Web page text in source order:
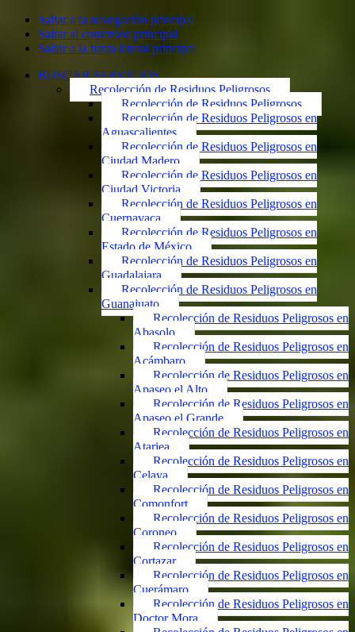
Saltar a la navegación principal
Saltar al contenido principal
Saltar a la barra lateral principal
BUSCAR SERVICIOS
Recolección de Residuos Peligrosos
Recolección de Residuos Peligrosos
Recolección de Residuos Peligrosos en
Aguascalientes
Recolección de Residuos Peligrosos en
Ciudad Madero
Recolección de Residuos Peligrosos en
Ciudad Victoria
Recolección de Residuos Peligrosos en
Cuernavaca
Recolección de Residuos Peligrosos en
Estado de México
Recolección de Residuos Peligrosos en
Guadalajara
Recolección de Residuos Peligrosos en
Guanajuato
Recolección de Residuos Peligrosos en
Abasolo
Recolección de Residuos Peligrosos en
Acámbaro
Recolección de Residuos Peligrosos en
Apaseo el Alto
Recolección de Residuos Peligrosos en
Apaseo el Grande
Recolección de Residuos Peligrosos en
Atarjea
Recolección de Residuos Peligrosos en
Celaya
Recolección de Residuos Peligrosos en
Comonfort
Recolección de Residuos Peligrosos en
Coroneo
Recolección de Residuos Peligrosos en
Cortazar
Recolección de Residuos Peligrosos en
Cuerámaro
Recolección de Residuos Peligrosos en
Doctor Mora